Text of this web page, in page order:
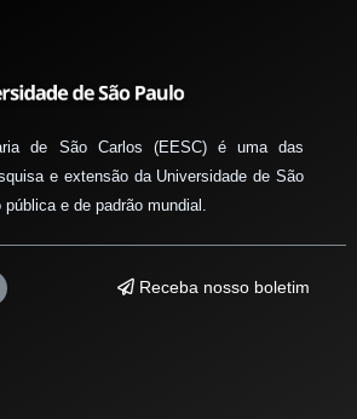
de São Carlos (EESC) é uma das
e extensão da Universidade de São
e de padrão mundial.
Receba nosso boletim